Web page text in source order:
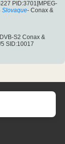
PID:3701[MPEG-
Slovaque- Conax &
S2 Conax &
SID:10017